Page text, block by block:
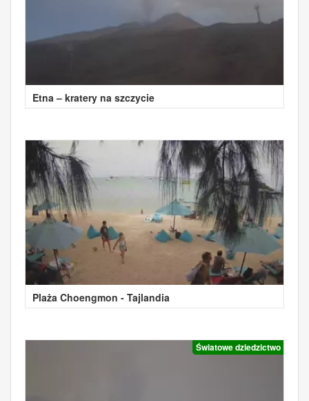
Etna – kratery na szczycie
Plaża Choengmon - Tajlandia
Światowe dziedzictwo